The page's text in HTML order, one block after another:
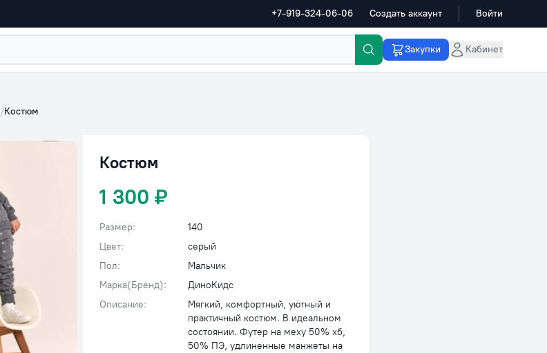
+7-919-324-06-06 Создать аккаунт Войти
Закупки Кабинет
/Костюм
Костюм
1 300 ₽
Размер:
140
Цвет:
серый
Пол:
Мальчик
Марка(Бренд):
ДиноКидс
Описание:
Мягкий, комфортный, уютный и
практичный костюм. В идеальном
состоянии. Футер на меху 50% хб,
50% ПЭ, удлиненные манжеты на